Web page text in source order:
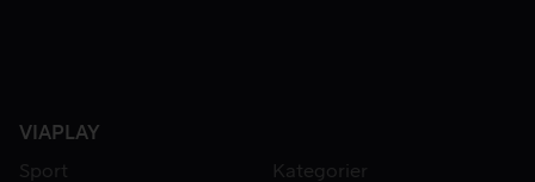
VIAPLAY
Sport
Kategorier